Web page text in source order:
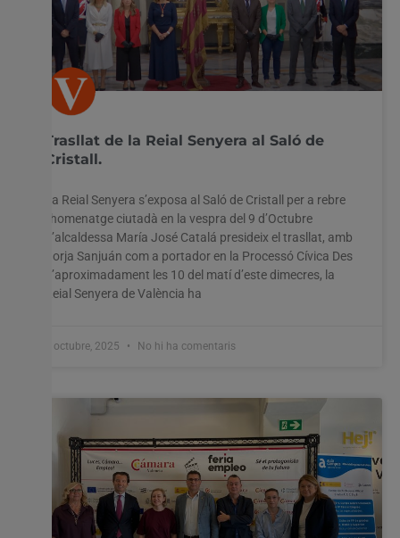
Trasllat de la Reial Senyera al Saló de
Cristall.
La Reial Senyera s’exposa al Saló de Cristall per a rebre
l’homenatge ciutadà en la vespra del 9 d’Octubre
L’alcaldessa María José Catalá presideix el trasllat, amb
Borja Sanjuán com a portador en la Processó Cívica Des
d’aproximadament les 10 del matí d’este dimecres, la
Reial Senyera de València ha
8 octubre, 2025 No hi ha comentaris